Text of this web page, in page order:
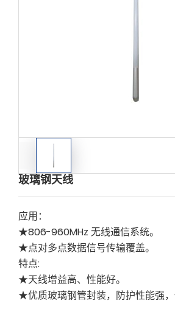
玻璃钢天线
应用：
★806-960MHz 无线通信系统。
★点对多点数据信号传输覆盖。
特点:
★天线增益高、性能好。
★优质玻璃钢管封装，防护性能强，